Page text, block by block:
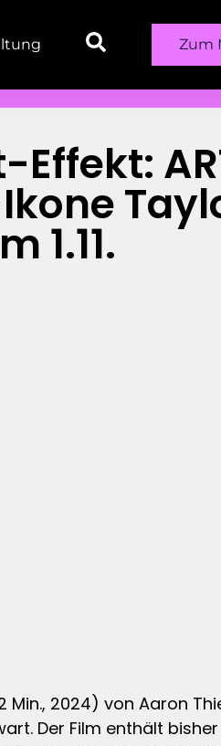
Zum
1.11.
2024) von Aaron
Der Film enthält bisher